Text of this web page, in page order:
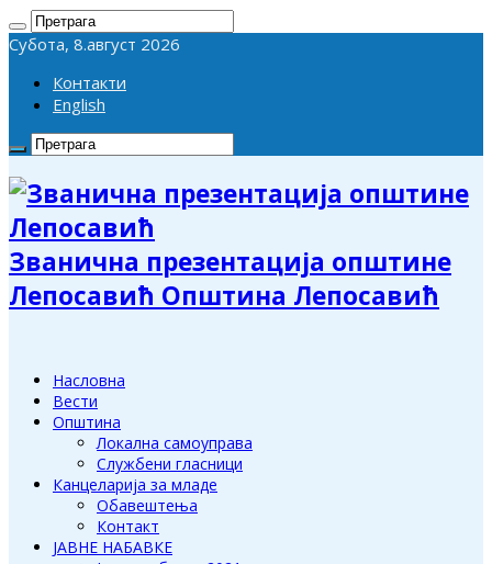
Субота, 8.август 2026
Контакти
English
Званична презентација општине
Лепосавић Општина Лепосавић
Насловна
Вести
Општина
Локална самоуправа
Службени гласници
Канцеларија за младе
Обавештења
Контакт
ЈАВНЕ НАБАВКЕ